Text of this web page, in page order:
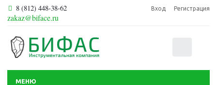
8 (812) 448-38-62
zakaz@biface.ru
Вход Регистрация
МЕНЮ